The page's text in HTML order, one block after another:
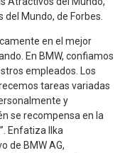
Mundo, de Forbes.
en el mejor
En BMW, confiamos
empleados. Los
tareas variadas
y
se recompensa en la
Enfatiza Ilka
de BMW AG,